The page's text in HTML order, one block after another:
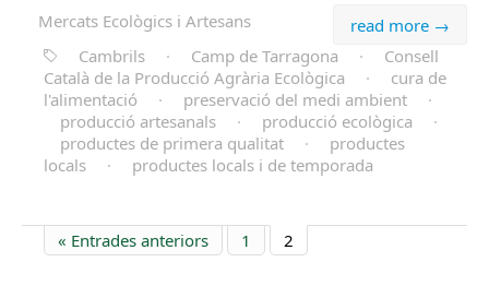
read more →
Mercats Ecològics i Artesans
Cambrils
· Camp de Tarragona ·
Consell
Català de la Producció Agrària Ecològica
·
cura de
l'alimentació
· preservació del medi ambient
·
producció artesanals
· producció ecològica
·
productes de primera qualitat
·
productes
locals
· productes locals i de temporada
« Entrades anteriors 1 2